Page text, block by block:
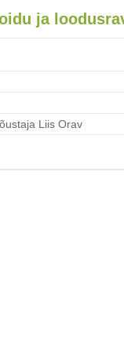
ja
Liis Orav